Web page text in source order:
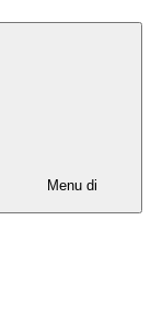
Menu di